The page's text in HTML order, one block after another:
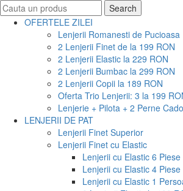
Search
for:
Search
OFERTELE ZILEI
Lenjerii Romanesti de Pucioasa
2 Lenjerii Finet de la 199 RON
2 Lenjerii Elastic la 229 RON
2 Lenjerii Bumbac la 299 RON
2 Lenjerii Copii la 189 RON
Oferta Trio Lenjerii: 3 la 199
Lenjerie + Pilota + 2 Perne
LENJERII DE PAT
Lenjerii Finet Superior
Lenjerii Finet cu Elastic
Lenjerii cu Elastic 6 Piese
Lenjerii cu Elastic 4 Piese
Lenjerii cu Elastic 1